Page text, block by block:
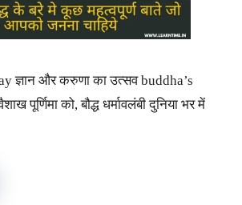
ज्ञान और करुणा का उत्सव buddha’s
पूर्णिमा को, बौद्ध धर्मावलंबी दुनिया भर में